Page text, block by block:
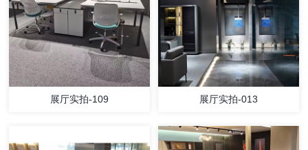
展厅实拍-109 展厅实拍-013